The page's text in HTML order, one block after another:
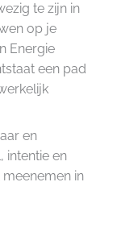
te zijn in
op je
Energie
een pad
en
intentie en
in